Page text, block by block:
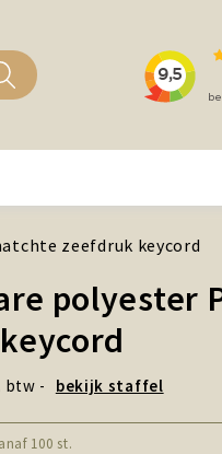
zeefdruk keycord
polyester
btw - bekijk staffel
100 st.